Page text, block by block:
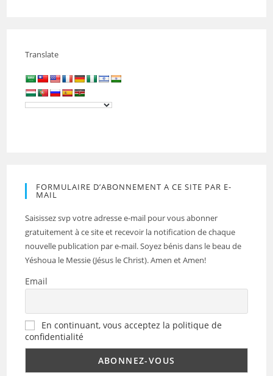
Translate
FORMULAIRE D’ABONNEMENT A CE SITE PAR E-
MAIL
Saisissez svp votre adresse e-mail pour vous abonner
gratuitement à ce site et recevoir la notification de chaque
nouvelle publication par e-mail. Soyez bénis dans le beau de
Yéshoua le Messie (Jésus le Christ). Amen et Amen!
Email
En continuant, vous acceptez la politique de
confidentialité